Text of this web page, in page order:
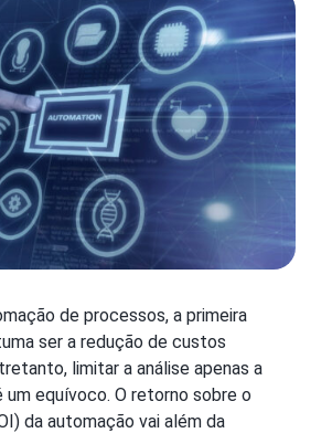
de processos, a primeira
ser a redução de custos
limitar a análise apenas a
um equívoco. O retorno sobre o
da automação vai além da